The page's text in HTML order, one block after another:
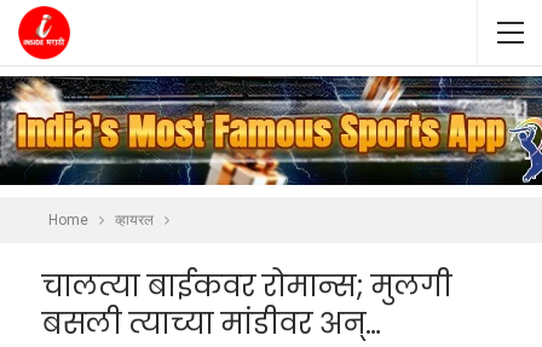
Home व्हायरल
चालत्या बाईकवर रोमान्स; मुलगी
बसली त्याच्या मांडीवर अन्…